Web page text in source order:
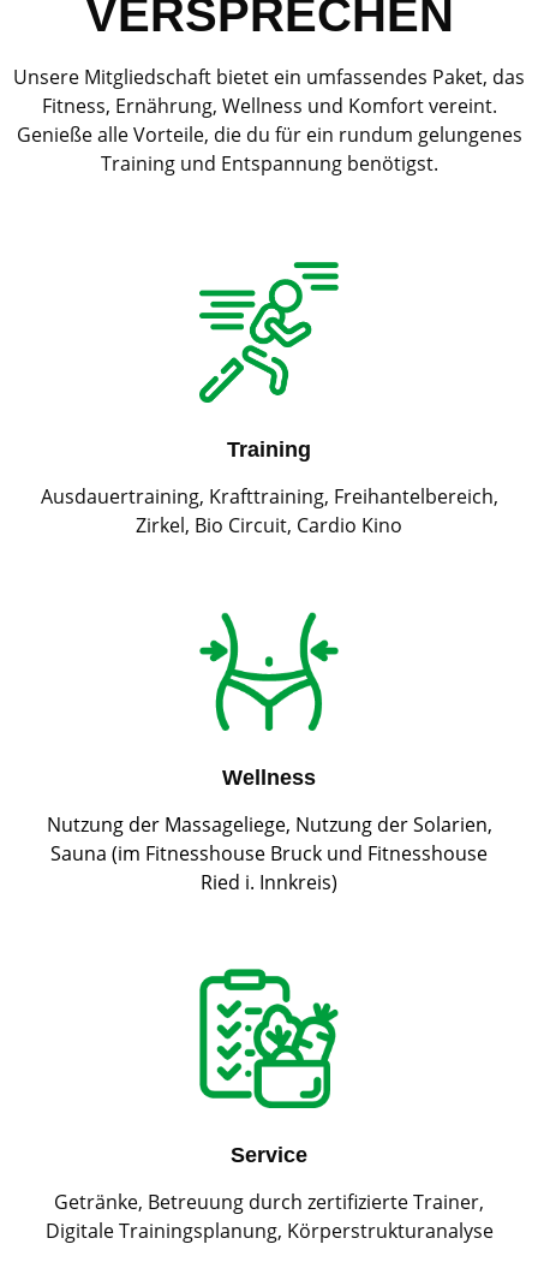
VERSPRECHEN
Unsere Mitgliedschaft bietet ein umfassendes Paket, das
Fitness, Ernährung, Wellness und Komfort vereint.
Genieße alle Vorteile, die du für ein rundum gelungenes
Training und Entspannung benötigst.
Training
Ausdauertraining, Krafttraining, Freihantelbereich,
Zirkel, Bio Circuit, Cardio Kino
Wellness
Nutzung der Massageliege, Nutzung der Solarien,
Sauna (im Fitnesshouse Bruck und Fitnesshouse
Ried i. Innkreis)
Service
Getränke, Betreuung durch zertifizierte Trainer,
Digitale Trainingsplanung, Körperstrukturanalyse